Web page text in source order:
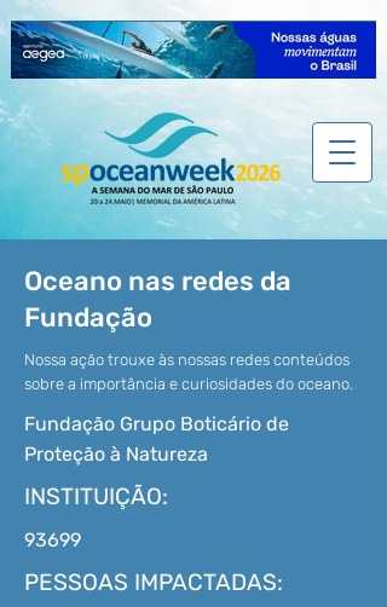
Oceano nas redes da
Fundação
Nossa ação trouxe às nossas redes conteúdos
sobre a importância e curiosidades do oceano.
Fundação Grupo Boticário de
Proteção à Natureza
INSTITUIÇÃO:
93699
PESSOAS IMPACTADAS: